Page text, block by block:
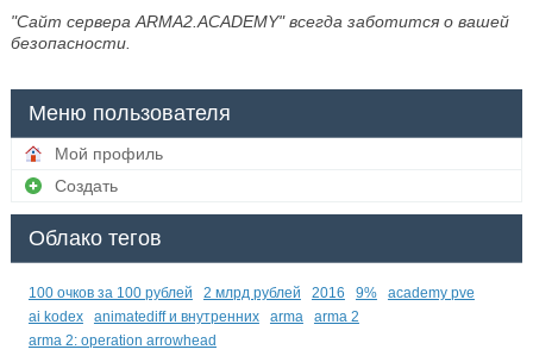
"Сайт сервера ARMA2.ACADEMY" всегда заботится о вашей
безопасности.
Меню пользователя
Мой профиль
Создать
Облако тегов
100 очков за 100 рублей 2 млрд рублей 2016 9%
academy pve
ai kodex
animatediff и внутренних arma
arma 2
arma 2: operation arrowhead